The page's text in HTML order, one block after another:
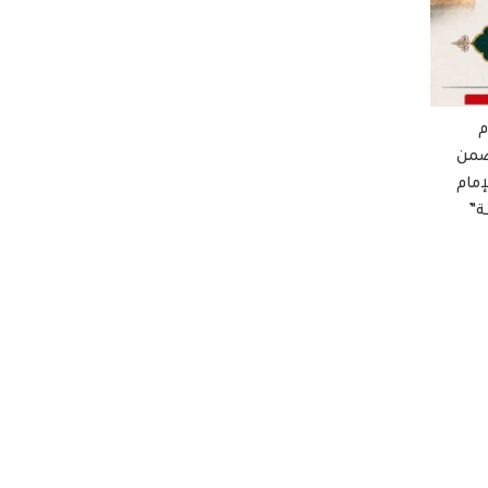
ضمن